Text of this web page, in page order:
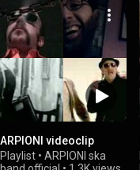
ARPIONI videoclip
Playlist • ARPIONI ska